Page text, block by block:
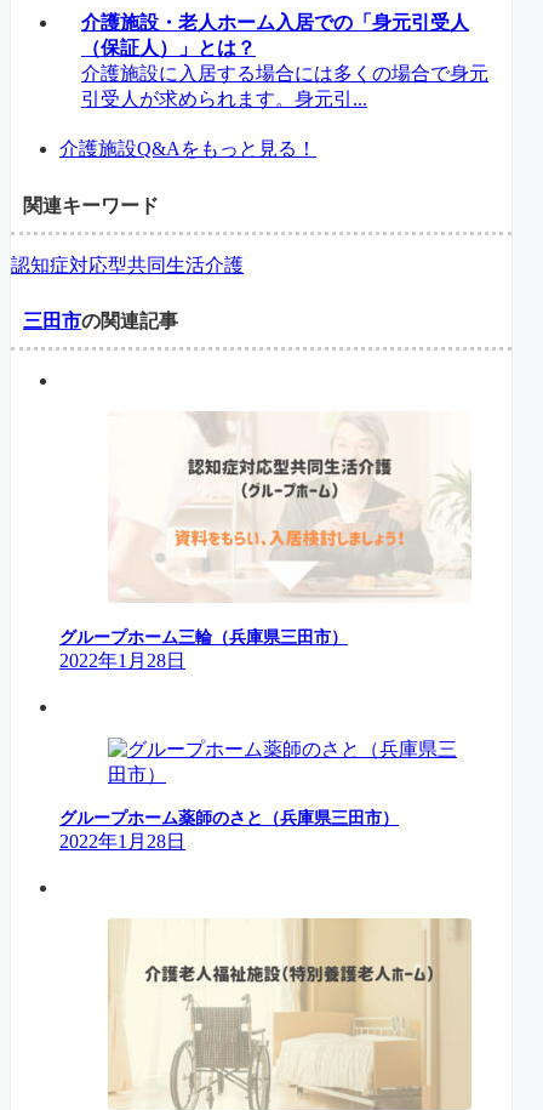
介護施設・老人ホーム入居での「身元引受人
（保証人）」とは？
介護施設に入居する場合には多くの場合で身元
引受人が求められます。身元引...
介護施設Q&Aをもっと見る！
関連キーワード
認知症対応型共同生活介護
三田市の関連記事
グループホーム三輪（兵庫県三田市）
2022年1月28日
グループホーム薬師のさと（兵庫県三田市）
2022年1月28日